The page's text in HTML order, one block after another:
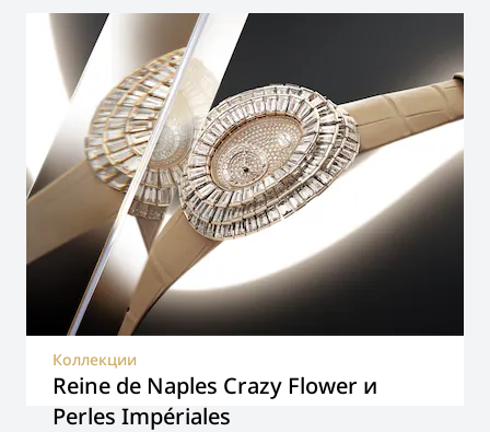
Reine de Naples Crazy Flower и
Perles Impériales
Коллекции